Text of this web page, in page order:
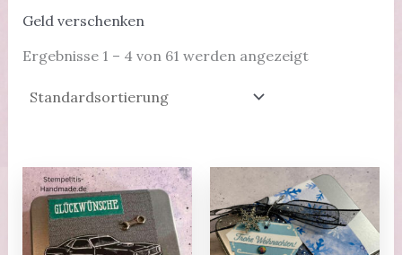
Geld verschenken
Ergebnisse 1 – 4 von 61 werden angezeigt